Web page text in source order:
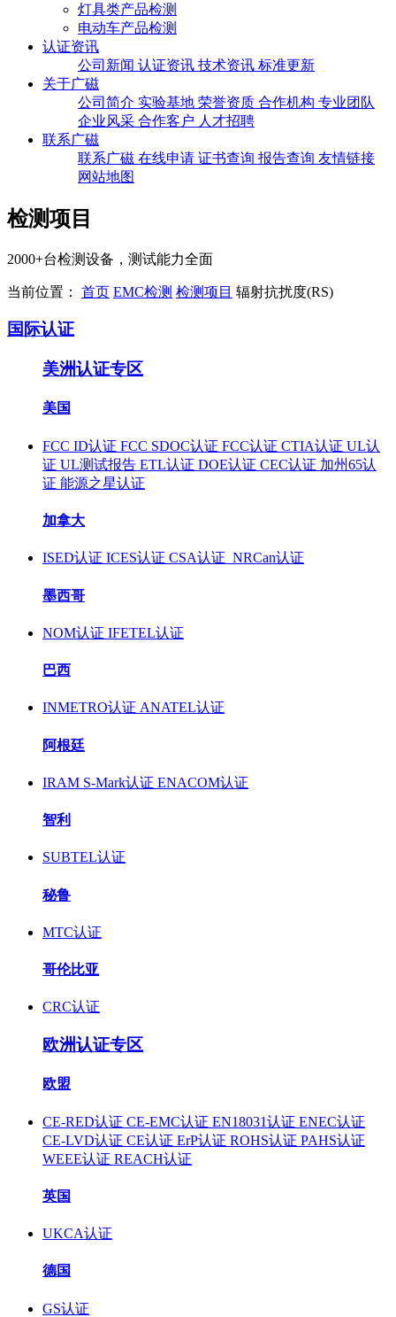
灯具类产品检测
电动车产品检测
认证资讯
公司新闻 认证资讯 技术资讯 标准更新
关于广磁
公司简介 实验基地 荣誉资质 合作机构 专业团队
企业风采 合作客户 人才招聘
联系广磁
联系广磁 在线申请 证书查询 报告查询 友情链接
网站地图
检测项目
2000+台检测设备，测试能力全面
当前位置： 首页 EMC检测 检测项目 辐射抗扰度(RS)
国际认证
美洲认证专区
美国
FCC ID认证 FCC SDOC认证 FCC认证 CTIA认证 UL认
证 UL测试报告 ETL认证 DOE认证 CEC认证 加州65认
证 能源之星认证
加拿大
ISED认证 ICES认证 CSA认证 NRCan认证
墨西哥
NOM认证 IFETEL认证
巴西
INMETRO认证 ANATEL认证
阿根廷
IRAM S-Mark认证 ENACOM认证
智利
SUBTEL认证
秘鲁
MTC认证
哥伦比亚
CRC认证
欧洲认证专区
欧盟
CE-RED认证 CE-EMC认证 EN18031认证 ENEC认证
CE-LVD认证 CE认证 ErP认证 ROHS认证 PAHS认证
WEEE认证 REACH认证
英国
UKCA认证
德国
GS认证